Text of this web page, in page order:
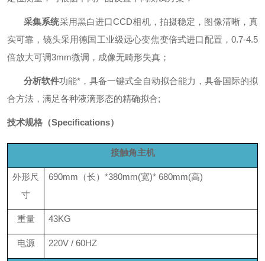
采集系统采用黑白进口CCD相机，拍摄稳定，图像清晰，真
实可靠，镜头采用德国工业级远心变焦变倍式进口配置，0.7-4.5
倍放大可调3mm微调，成像无畸形失真；
分析软件功能*，具备一键式全自动拟合能力，具备国际的拟
合方法，满足各种液滴形态的精确拟合;
技术规格（Specifications）
接触角主机
外形尺
寸
690mm（长）*380mm(宽)* 680mm(高)
重量 43KG
电源 220V / 60HZ